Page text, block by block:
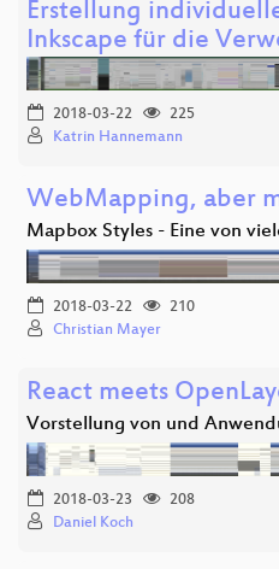
Erstellung
Inkscape für die
2018-03-22
225
Katrin Hannemann
WebMapping, aber
Mapbox Styles - Eine von
2018-03-22
210
Christian Mayer
React meets
Vorstellung von und
2018-03-23
208
Daniel Koch